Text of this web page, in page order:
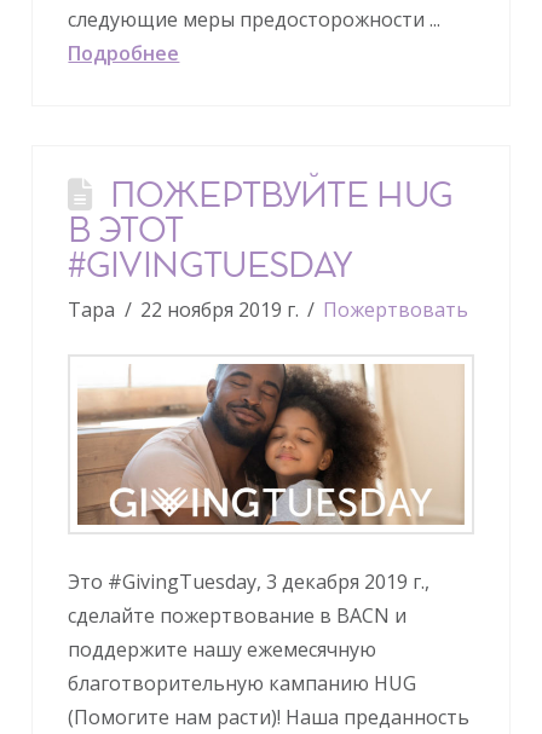
следующие меры предосторожности ...
Подробнее
ПОЖЕРТВУЙТЕ HUG
В ЭТОТ
#GIVINGTUESDAY
Тара 22 ноября 2019 г. Пожертвовать
Это #GivingTuesday, 3 декабря 2019 г.,
сделайте пожертвование в BACN и
поддержите нашу ежемесячную
благотворительную кампанию HUG
(Помогите нам расти)! Наша преданность